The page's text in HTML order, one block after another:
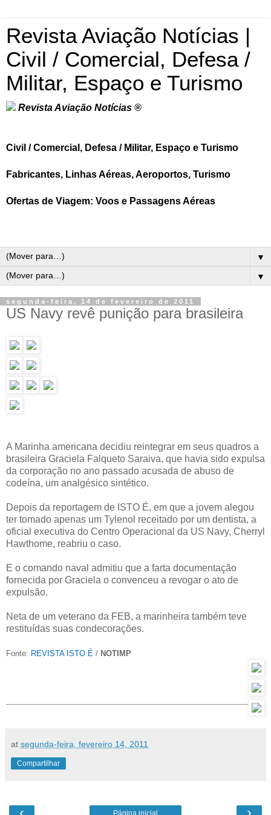
Revista Aviação Notícias |
Civil / Comercial, Defesa /
Militar, Espaço e Turismo
Revista Aviação Notícias ®
Civil / Comercial, Defesa / Militar, Espaço e Turismo
Fabricantes, Linhas Aéreas, Aeroportos, Turismo
Ofertas de Viagem: Voos e Passagens Aéreas
▼
▼
segunda-feira, 14 de fevereiro de 2011
US Navy revê punição para brasileira
A Marinha americana decidiu reintegrar em seus quadros a
brasileira Graciela Falqueto Saraiva, que havia sido expulsa
da corporação no ano passado acusada de abuso de
codeína, um analgésico sintético.
Depois da reportagem de ISTO É, em que a jovem alegou
ter tomado apenas um Tylenol receitado por um dentista, a
oficial executiva do Centro Operacional da US Navy, Cherryl
Hawthome, reabriu o caso.
E o comando naval admitiu que a farta documentação
fornecida por Graciela o convenceu a revogar o ato de
expulsão.
Neta de um veterano da FEB, a marinheira também teve
restituídas suas condecorações.
Fonte: REVISTA ISTO É / NOTIMP
at segunda-feira, fevereiro 14, 2011
Compartilhar
Página inicial